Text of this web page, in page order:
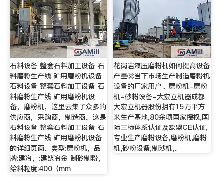
石料设备 整套石料加工设备 石
料磨粉生产线 矿用磨粉机设备
石料设备 整套石料加工设备 石
料磨粉生产线 矿用磨粉机设
备，磨粉机，这里云集了众多的
供应商，采购商，制造商。这是
石料设备 整套石料加工设备 石
料磨粉生产线 矿用磨粉机设备
的详细页面。类型:磨粉机，品
牌:建冶，:建筑冶金 制砂制粉，
给料粒度:400（mm
花岗岩液压磨粉机如何提高设备
产量②当下市场生产制造磨粉机
设备的厂家用户。磨粉机-磨粉
机-砂粉设备-大宏立机器成都
大宏立机器股份拥有15万平方
米生产基地,80余项国家授权,国
际三标体系认证及欧盟CE认证,
专业生产磨粉设备,磨粉机,磨粉
机,砂粉设备,制沙机,。